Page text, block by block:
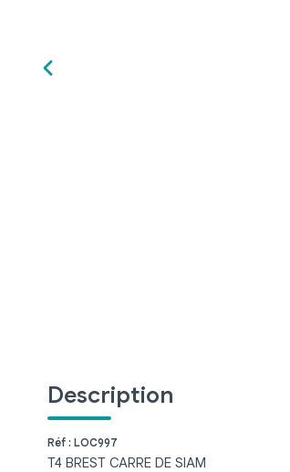
Description
Réf : LOC997
T4 BREST CARRE DE SIAM